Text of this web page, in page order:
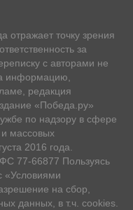
отражает точку зрения
за
с авторами не
информацию,
редакция
«Победа.ру»
по надзору в сфере
массовых
2016 года.
77-66877 Пользуясь
«Условиями
на сбор,
данных, в т.ч. cookies.